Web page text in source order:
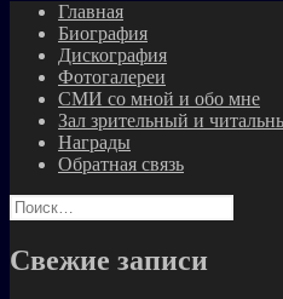
Главная
Биография
Дискография
Фотогалереи
СМИ со мной и обо мне
Зал зрительный и
Награды
Обратная связь
Найти:
Свежие записи